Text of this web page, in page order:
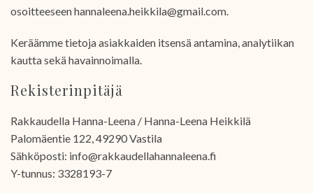
osoitteeseen hannaleena.heikkila@gmail.com.
Keräämme tietoja asiakkaiden itsensä antamina, analytiikan
kautta sekä havainnoimalla.
Rekisterinpitäjä
Rakkaudella Hanna-Leena / Hanna-Leena Heikkilä
Palomäentie 122, 49290 Vastila
Sähköposti: info@rakkaudellahannaleena.fi
Y-tunnus: 3328193-7